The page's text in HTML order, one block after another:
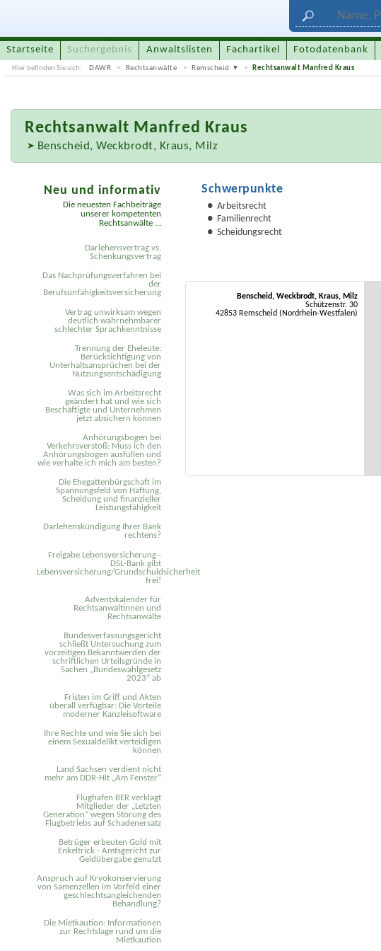
Startseite Suchergebnis Anwaltslisten Fachartikel Fotodatenbank
Hier befinden Sie sich: DAWR Rechtsanwälte Remscheid Rechtsanwalt Manfred Kraus
Rechtsanwalt Manfred Kraus
Benscheid, Weckbrodt, Kraus, Milz
Schwerpunkte
Arbeitsrecht
Familienrecht
Scheidungsrecht
Benscheid, Weckbrodt, Kraus, Milz
Schützenstr. 30
42853 Remscheid (Nordrhein-Westfalen)
Neu und informativ
Die neuesten Fachbeiträge
unserer kompetenten
Rechtsanwälte ...
Darlehensvertrag vs.
Schenkungsvertrag
Das Nachprüfungsverfahren bei
der
Berufsunfähigkeitsversicherung
Vertrag unwirksam wegen
deutlich wahrnehmbarer
schlechter Sprachkenntnisse
Trennung der Eheleute:
Berücksichtigung von
Unterhaltsansprüchen bei der
Nutzungsentschädigung
Was sich im Arbeitsrecht
geändert hat und wie sich
Beschäftigte und Unternehmen
jetzt absichern können
Anhörungsbogen bei
Verkehrsverstoß: Muss ich den
Anhörungsbogen ausfüllen und
wie verhalte ich mich am besten?
Die Ehegattenbürgschaft im
Spannungsfeld von Haftung,
Scheidung und finanzieller
Leistungsfähigkeit
Darlehenskündigung Ihrer Bank
rechtens?
Freigabe Lebensversicherung -
DSL-Bank gibt
Lebensversicherung/Grundschuldsicherheit
frei!
Adventskalender für
Rechtsanwältinnen und
Rechtsanwälte
Bundesverfassungsgericht
schließt Untersuchung zum
vorzeitigen Bekanntwerden der
schriftlichen Urteilsgründe in
Sachen „Bundeswahlgesetz
2023“ ab
Fristen im Griff und Akten
überall verfügbar: Die Vorteile
moderner Kanzleisoftware
Ihre Rechte und wie Sie sich bei
einem Sexual­delikt verteidigen
können
Land Sachsen verdient nicht
mehr am DDR-Hit „Am Fenster“
Flughafen BER verklagt
Mitglieder der „Letzten
Generation“ wegen Störung des
Flugbetriebs auf Schadenersatz
Betrüger erbeuten Gold mit
Enkeltrick - Amtsgericht zur
Geldübergabe genutzt
Anspruch auf Kryokonservierung
von Samenzellen im Vorfeld einer
geschlechtsangleichenden
Behandlung?
Die Mietkaution: Informationen
zur Rechtslage rund um die
Mietkaution